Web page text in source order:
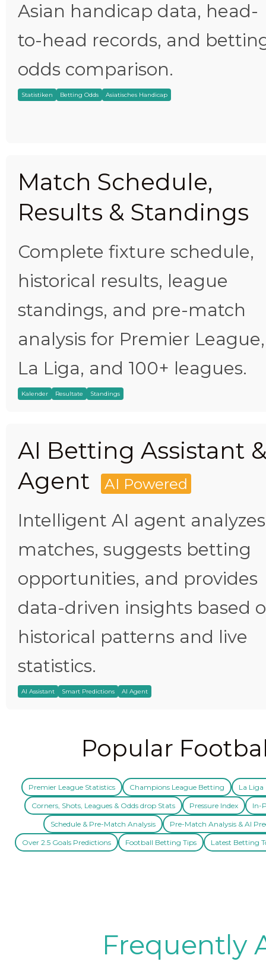
Asian handicap data, head-
to-head records, and
odds comparison.
Statistiken Betting Odds Asiatisches Handicap
Match Schedule,
Results & Standings
Complete fixture schedule,
historical results, league
standings, and pre-match
analysis for Premier League,
La Liga, and 100+ leagues.
Kalender Resultate Standings
AI Betting Assistant
Agent
AI Powered
Intelligent AI agent analyzes
matches, suggests betting
opportunities, and provides
data-driven insights based
historical patterns and live
statistics.
AI Assistant Smart Predictions AI Agent
Popular
Premier League Statistics Champions League Betting La Liga
Corners, Shots, Leagues & Odds drop Stats Pressure Index In-
Schedule & Pre-Match Analysis Pre-Match Analysis & AI
Over 2.5 Goals Predictions Football Betting Tips Latest Betting
Frequently